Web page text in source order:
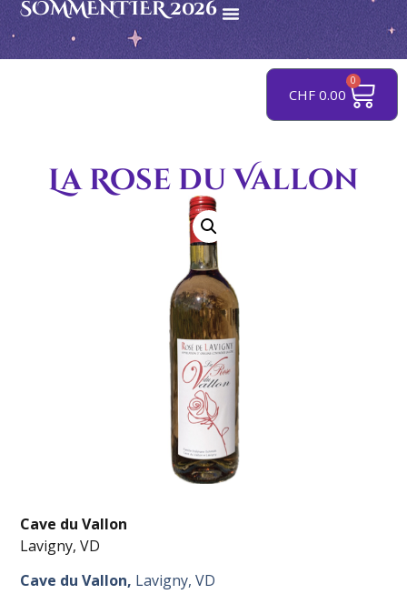
SOMMENTIER 2026
CHF 0.00
0
La Rose du Vallon
Cave du Vallon
Lavigny, VD
Cave du Vallon, Lavigny, VD